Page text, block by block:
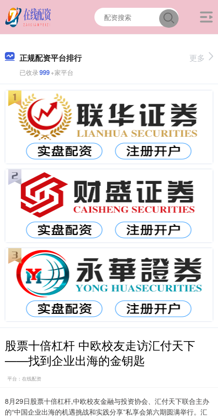
正规配资平台排行
已收录999+家平台
更多
股票十倍杠杆 中欧校友走访汇付天下
——找到企业出海的金钥匙
平台：在线配资
8月29日股票十倍杠杆,中欧校友金融与投资协会、汇付天下联合主办
的“中国企业出海的机遇挑战和实践分享”私享会第六期圆满举行。汇